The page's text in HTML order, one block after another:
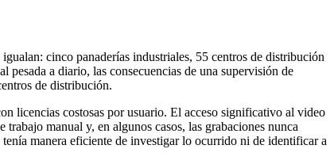
cinco panaderías industriales, 55 centros de distribución
a diario, las consecuencias de una supervisión de
de distribución.
licencias costosas por usuario. El acceso significativo al video
manual y, en algunos casos, las grabaciones nunca
manera eficiente de investigar lo ocurrido ni de identificar a